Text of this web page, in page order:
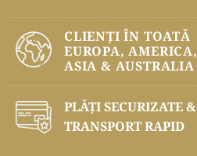
CLIENȚI ÎN TOATĂ
EUROPA, AMERICA,
ASIA & AUSTRALIA
PLĂŢI SECURIZATE &
TRANSPORT RAPID